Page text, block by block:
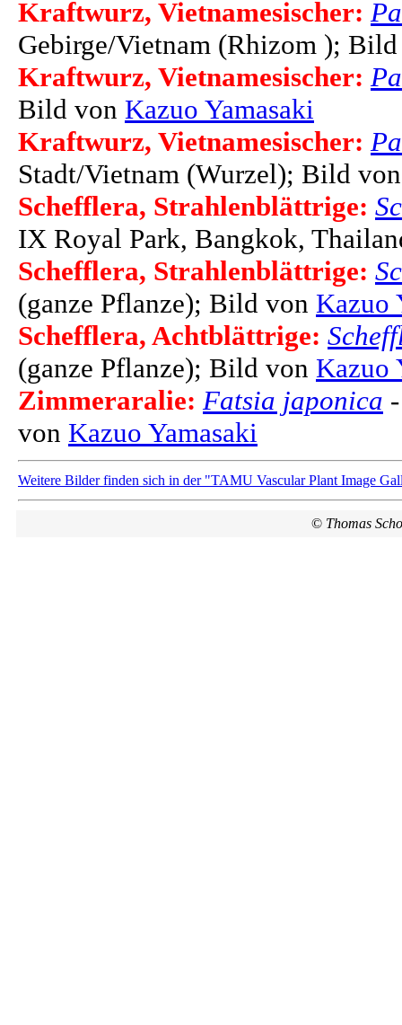
Kraftwurz, Vietnamesischer:
Gebirge/Vietnam (Rhizom );
Kraftwurz, Vietnamesischer:
Bild von Kazuo Yamasaki
Kraftwurz, Vietnamesischer:
Stadt/Vietnam (Wurzel); Bild
Schefflera, Strahlenblättrige:
IX Royal Park, Bangkok,
Schefflera, Strahlenblättrige:
(ganze Pflanze); Bild von Kazuo
Schefflera, Achtblättrige:
(ganze Pflanze); Bild von Kazuo
Zimmeraralie: Fatsia japonica
von Kazuo Yamasaki
Weitere Bilder finden sich in der "TAMU Vascular Plant Image
© Thomas